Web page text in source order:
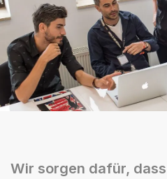
Wir sorgen dafür,